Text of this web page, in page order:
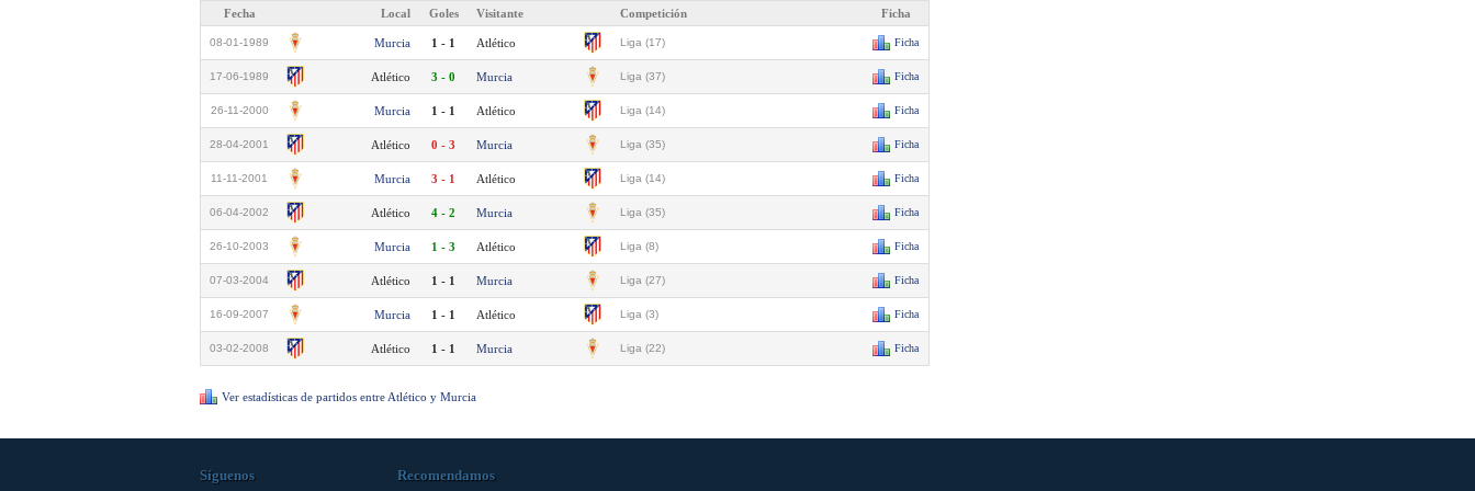
Fecha Local Goles Visitante Competición Ficha
08-01-1989 Murcia 1 - 1 Atlético Liga (17) Ficha
17-06-1989 Atlético 3 - 0 Murcia Liga (37) Ficha
26-11-2000 Murcia 1 - 1 Atlético Liga (14) Ficha
28-04-2001 Atlético 0 - 3 Murcia Liga (35) Ficha
11-11-2001 Murcia 3 - 1 Atlético Liga (14) Ficha
06-04-2002 Atlético 4 - 2 Murcia Liga (35) Ficha
26-10-2003 Murcia 1 - 3 Atlético Liga (8) Ficha
07-03-2004 Atlético 1 - 1 Murcia Liga (27) Ficha
16-09-2007 Murcia 1 - 1 Atlético Liga (3) Ficha
03-02-2008 Atlético 1 - 1 Murcia Liga (22) Ficha
Ver estadísticas de partidos entre Atlético y Murcia
Síguenos Recomendamos